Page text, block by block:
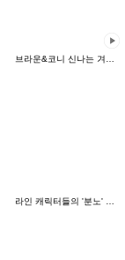
라인 캐릭터들의 '분노' 시리즈